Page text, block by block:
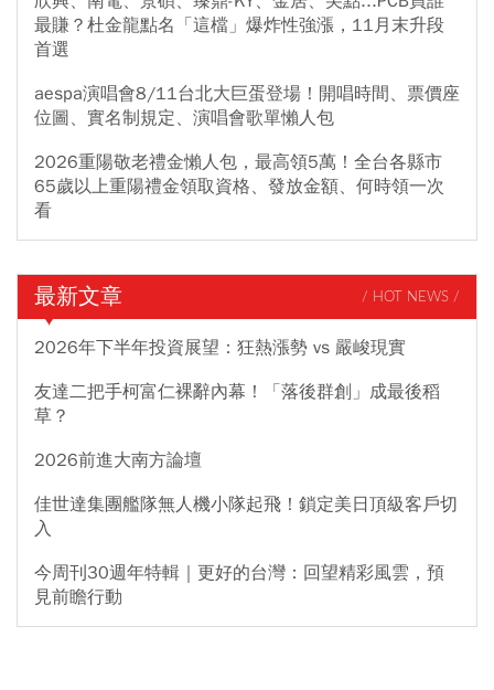
最賺？杜金龍點名「這檔」爆炸性強漲，11月末升段
首選
aespa演唱會8/11台北大巨蛋登場！開唱時間、票價座
位圖、實名制規定、演唱會歌單懶人包
2026重陽敬老禮金懶人包，最高領5萬！全台各縣市
65歲以上重陽禮金領取資格、發放金額、何時領一次
看
最新文章 / HOT NEWS /
2026年下半年投資展望：狂熱漲勢 vs 嚴峻現實
友達二把手柯富仁裸辭內幕！「落後群創」成最後稻
草？
2026前進大南方論壇
佳世達集團艦隊無人機小隊起飛！鎖定美日頂級客戶切
入
今周刊30週年特輯｜更好的台灣：回望精彩風雲，預
見前瞻行動